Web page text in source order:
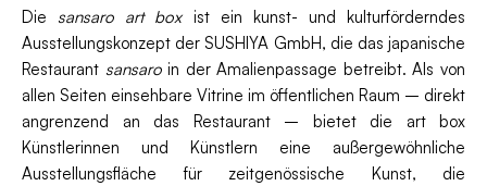
Die sansaro art boxist ein kunst- und kulturförderndes
Ausstellungskonzept der SUSHIYA GmbH, die das japanische
Restaurant sansaroin der Amalienpassage betreibt. Als von
allen Seiten einsehbare Vitrine im öffentlichen Raum – direkt
angrenzend an das Restaurant – bietet die art box
Künstlerinnen und Künstlern eine außergewöhnliche
Ausstellungsfläche für zeitgenössische Kunst, die